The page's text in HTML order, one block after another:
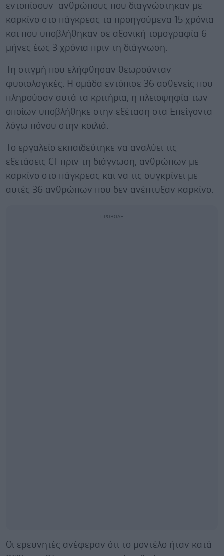
εντοπίσουν ανθρώπους που διαγνώστηκαν με
καρκίνο στο πάγκρεας τα προηγούμενα 15 χρόνια
και που υποβλήθηκαν σε αξονική τομογραφία 6
μήνες έως 3 χρόνια πριν τη διάγνωση.
Τη στιγμή που ελήφθησαν θεωρούνταν
φυσιολογικές. Η ομάδα εντόπισε 36 ασθενείς που
πληρούσαν αυτά τα κριτήρια, η πλειοψηφία των
οποίων υποβλήθηκε στην εξέταση στα Επείγοντα
λόγω πόνου στην κοιλιά.
Tο εργαλείο εκπαιδεύτηκε να αναλύει τις
εξετάσεις CT πριν τη διάγνωση, ανθρώπων με
καρκίνο στο πάγκρεας και να τις συγκρίνει με
αυτές 36 ανθρώπων που δεν ανέπτυξαν καρκίνο.
Οι ερευνητές ανέφεραν ότι το μοντέλο ήταν κατά